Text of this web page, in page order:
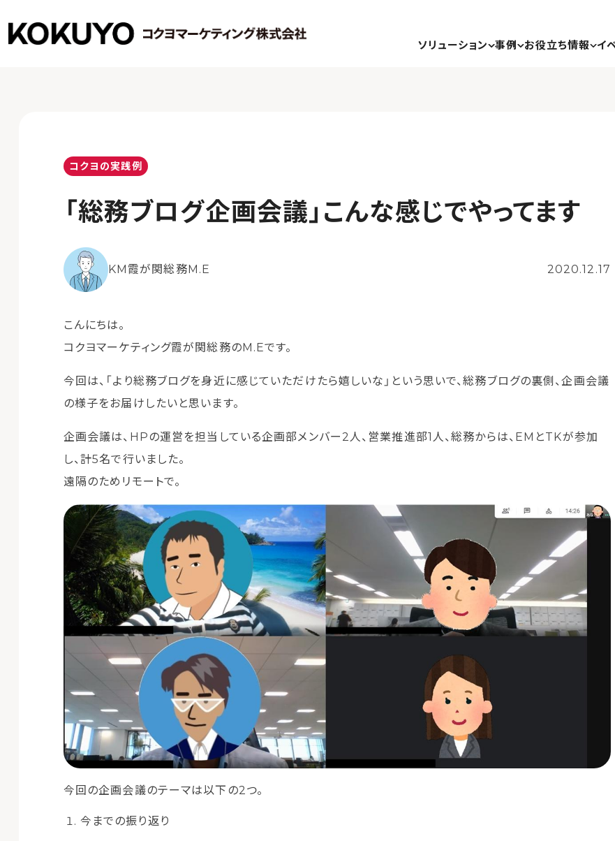
ソリューション 事例 お役立ち情報 イ
コクヨの実践例
「総務ブログ企画会議」こんな感じでやってます
KM霞が関総務M.E 2020.12.17
こんにちは。
コクヨマーケティング霞が関総務のM.Eです。
今回は、「より総務ブログを身近に感じていただけたら嬉しいな」という思いで、総務ブログの裏側、企画会議
の様子をお届けしたいと思います。
企画会議は、HPの運営を担当している企画部メンバー2人、営業推進部1人、総務からは、EMとTKが参加
し、計5名で行いました。
遠隔のためリモートで。
今回の企画会議のテーマは以下の2つ。
今までの振り返り